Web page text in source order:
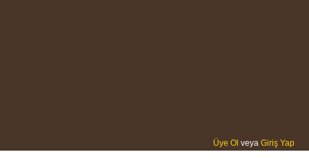
Üye Ol veya Giriş Yap